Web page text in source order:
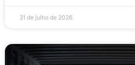
31 de julho de 2026